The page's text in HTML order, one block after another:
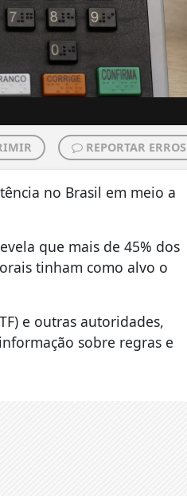
REPORTAR ERROS
no Brasil em meio a
que mais de 45% dos
tinham como alvo o
e outras autoridades,
sobre regras e